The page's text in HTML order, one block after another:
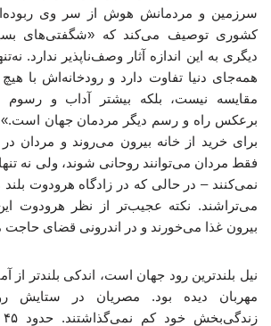
سرزمین و مردمانش هوش از سر وی
کشوری توصیف می‌کند که «شگفتی‌های
دیگری به این اندازه آثار وصف‌ناپذیر ندارد.
همه‌جای دنیا تفاوت دارد و رودخانه‌اش با
مقایسه نیست، بلکه بیشتر آداب و
برعکس راه و رسم دیگر مردمان جهان است.»
برای خرید از خانه بیرون می‌روند و مردان در
فقط مردان می‌توانند روحانی شوند، ولی نه
نمی‌کنند – در حالی که در زادگاه هرودوت بلند
می‌تراشند. نکته عجیب‌تر از نظر هرودوت
بیرون غذا می‌خورند و در اندرونی قضای حاجت
نیل بلندترین رود جهان است، اندکی بلندتر از
مهربان دیده بود. مصریان در ستایش